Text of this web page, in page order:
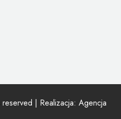
| Realizacja: Agencja